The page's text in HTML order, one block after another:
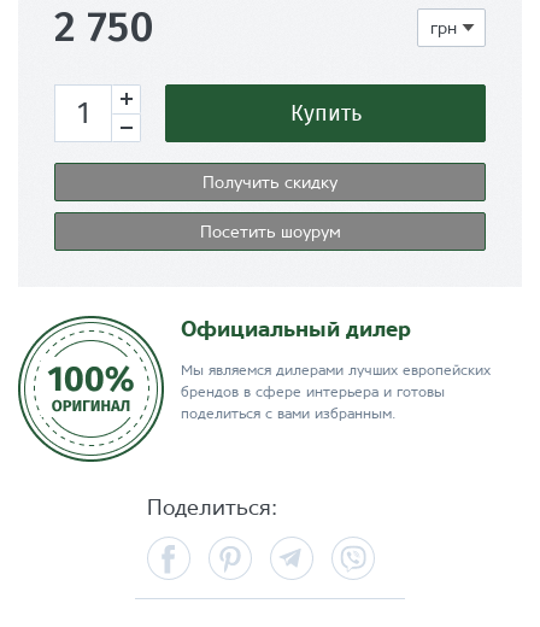
2 750
Купить
Получить скидку
Посетить шоурум
Официальный дилер
Мы являемся дилерами лучших европейских
брендов в сфере интерьера и готовы
поделиться с вами избранным.
Поделиться:
FacebookPinterest Telegram